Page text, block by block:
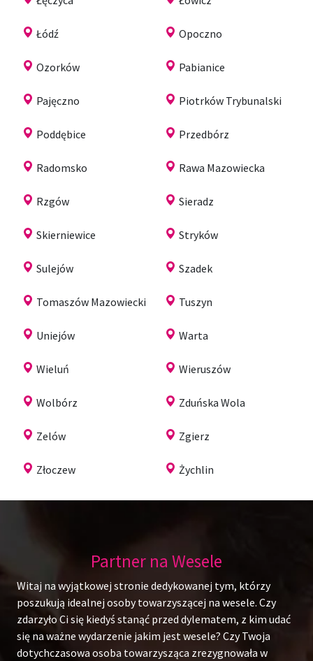
Łódź Opoczno
Ozorków Pabianice
Pajęczno Piotrków Trybunalski
Poddębice Przedbórz
Radomsko Rawa Mazowiecka
Rzgów Sieradz
Skierniewice Stryków
Sulejów Szadek
Tomaszów Mazowiecki Tuszyn
Uniejów Warta
Wieluń Wieruszów
Wolbórz Zduńska Wola
Zelów Zgierz
Złoczew Żychlin
Partner na Wesele
Witaj na wyjątkowej stronie dedykowanej tym, którzy
poszukują idealnej osoby towarzyszącej na wesele. Czy
zdarzyło Ci się kiedyś stanąć przed dylematem, z kim udać
się na ważne wydarzenie jakim jest wesele? Czy Twoja
dotychczasowa osoba towarzysząca zrezygnowała w